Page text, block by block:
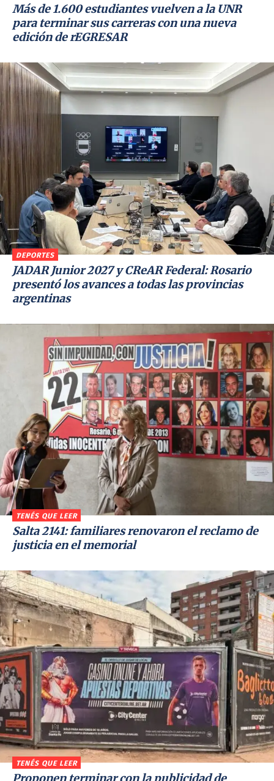
Más de 1.600 estudiantes vuelven a la UNR
para terminar sus carreras con una nueva
edición de rEGRESAR
DEPORTES
JADAR Junior 2027 y CReAR Federal: Rosario
presentó los avances a todas las provincias
argentinas
TENÉS QUE LEER
Salta 2141: familiares renovaron el reclamo de
justicia en el memorial
TENÉS QUE LEER